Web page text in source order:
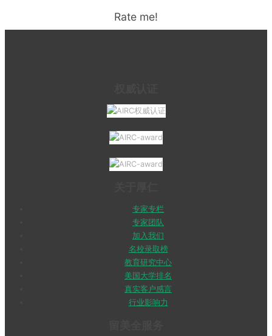
Rate me!
专家专栏
专家团队
加入我们
名校录取榜
教育研究中心
美国大学排名
真实客户感言
行业影响力